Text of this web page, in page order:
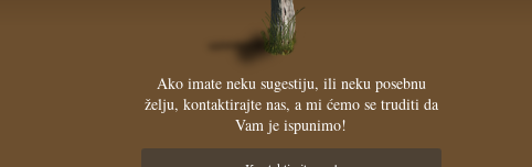
Ako imate neku sugestiju, ili neku posebnu
želju, kontaktirajte nas, a mi ćemo se truditi da
Vam je ispunimo!